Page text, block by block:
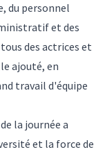
du personnel
et des
des actrices et
ajouté, en
travail d'équipe
la journée a
et la force de